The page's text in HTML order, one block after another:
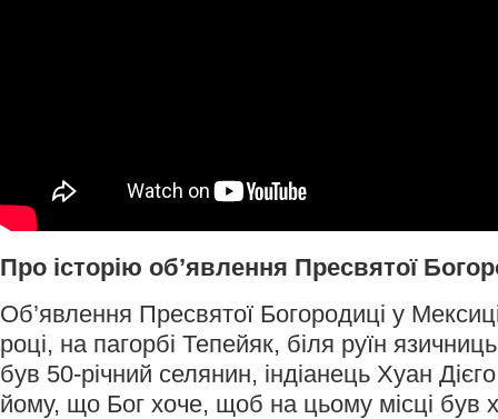
Про історію об’явлення Пресвятої
Об’явлення Пресвятої Богородиці у
році, на пагорбі Тепейяк, біля руїн
був 50-річний селянин, індіанець Хуан
йому, що Бог хоче, щоб на цьому місці був